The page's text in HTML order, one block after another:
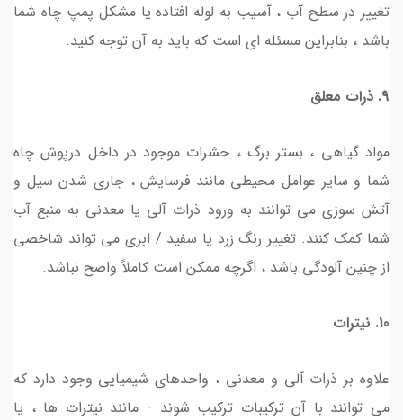
تغییر در سطح آب ، آسیب به لوله افتاده یا مشکل پمپ چاه شما
باشد ، بنابراین مسئله ای است که باید به آن توجه کنید.
9. ذرات معلق
مواد گیاهی ، بستر برگ ، حشرات موجود در داخل درپوش چاه
شما و سایر عوامل محیطی مانند فرسایش ، جاری شدن سیل و
آتش سوزی می توانند به ورود ذرات آلی یا معدنی به منبع آب
شما کمک کنند. تغییر رنگ زرد یا سفید / ابری می تواند شاخصی
از چنین آلودگی باشد ، اگرچه ممکن است کاملاً واضح نباشد.
10. نیترات
علاوه بر ذرات آلی و معدنی ، واحدهای شیمیایی وجود دارد که
می توانند با آن ترکیبات ترکیب شوند - مانند نیترات ها ، یا